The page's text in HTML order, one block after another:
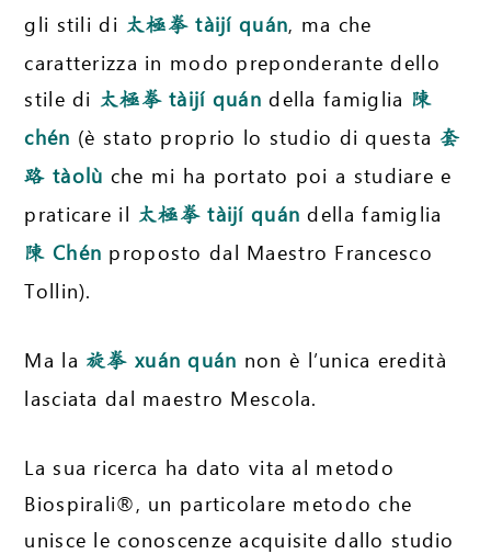
gli stili di 太極拳 tàijí quán, ma che
caratterizza in modo preponderante dello
stile di 太極拳 tàijí quán della famiglia 陳
chén (è stato proprio lo studio di questa 套
路 tàolù che mi ha portato poi a studiare e
praticare il 太極拳 tàijí quán della famiglia
陳 Chén proposto dal Maestro Francesco
Tollin).
Ma la 旋拳 xuán quán non è l’unica eredità
lasciata dal maestro Mescola.
La sua ricerca ha dato vita al metodo
Biospirali®, un particolare metodo che
unisce le conoscenze acquisite dallo studio